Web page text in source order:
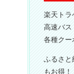
楽天トラ
高速バス
各種ク
ふるさ
もお得！